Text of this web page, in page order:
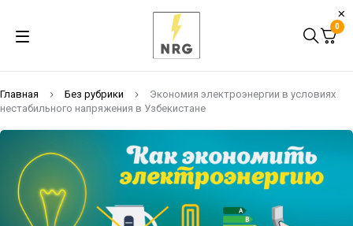
0
Главная Без рубрики
Экономия электроэнергии в условиях
нестабильного напряжения в Узбекистане